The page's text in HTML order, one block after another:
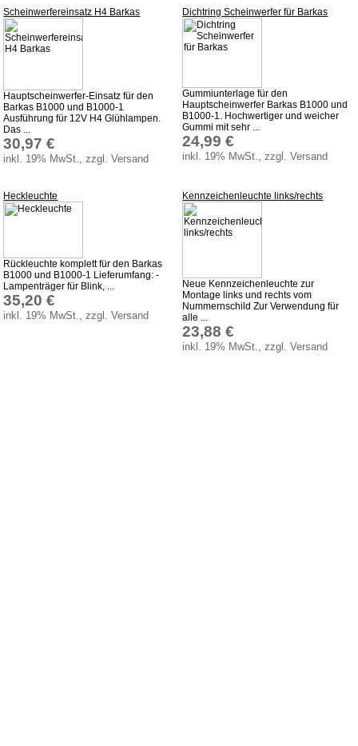
Datenschutz
Batterierücknahme
Webtipps
Produktindex
Warenkorb
Scheinwerfereinsatz H4 Barkas
Hauptscheinwerfer-Einsatz für den
Barkas B1000 und B1000-1
Ausführung für 12V H4 Glühlampen.
Das ...
30,97 €
inkl. 19% MwSt., zzgl. Versand
Dichtring Scheinwerfer für Barkas
Gummiunterlage für den
Hauptscheinwerfer Barkas B1000 und
B1000-1. Hochwertiger und weicher
Gummi mit sehr ...
24,99 €
inkl. 19% MwSt., zzgl. Versand
Heckleuchte
Rückleuchte komplett für den Barkas
B1000 und B1000-1 Lieferumfang: -
Lampenträger für Blink, ...
35,20 €
inkl. 19% MwSt., zzgl. Versand
Kennzeichenleuchte links/rechts
Neue Kennzeichenleuchte zur
Montage links und rechts vom
Nummernschild Zur Verwendung für
alle ...
23,88 €
inkl. 19% MwSt., zzgl. Versand